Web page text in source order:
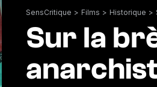
SensCritique > Films > Historique >
Sur la